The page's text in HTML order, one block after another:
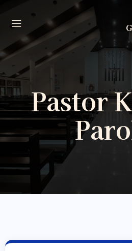
Pastor